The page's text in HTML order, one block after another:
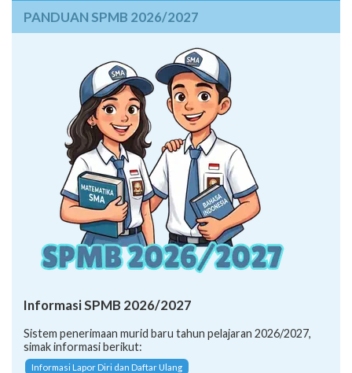
PANDUAN SPMB 2026/2027
Informasi SPMB 2026/2027
Sistem penerimaan murid baru tahun pelajaran 2026/2027,
simak informasi berikut:
Informasi Lapor Diri dan Daftar Ulang